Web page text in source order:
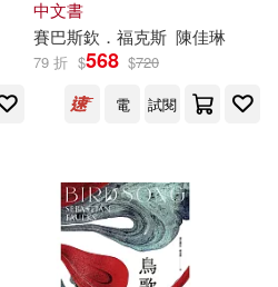
作家賽巴斯欽.福克斯經典代表
作】
中文書
賽巴斯欽．福克斯 陳佳琳
79 折 $568 $720
電
試閱